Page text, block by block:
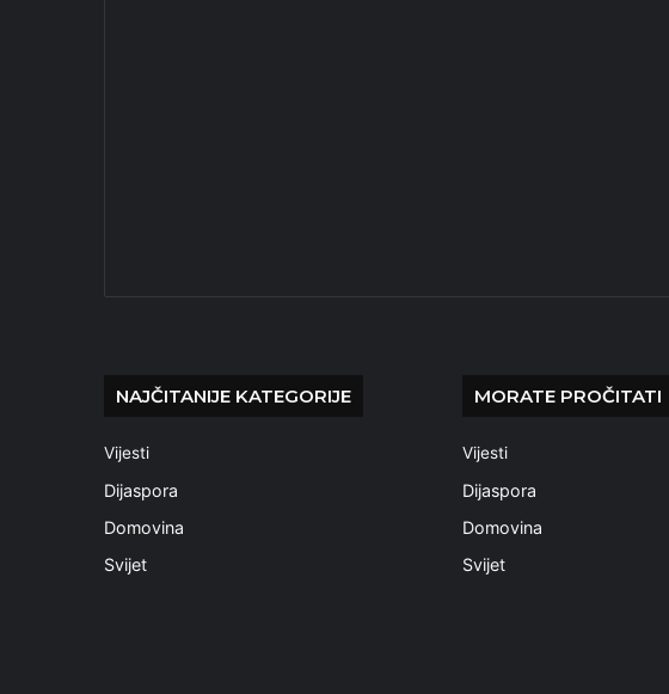
NAJČITANIJE KATEGORIJE
Vijesti
Dijaspora
Domovina
Svijet
MORATE PROČITATI
Vijesti
Dijaspora
Domovina
Svijet